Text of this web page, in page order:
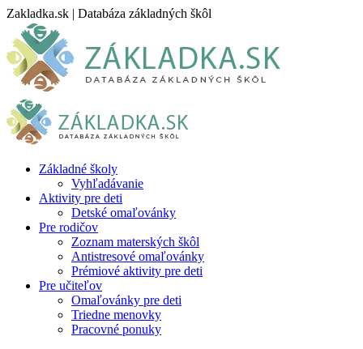
Skip
content
Zakladka.sk | Databáza základných škôl
Základné školy
Vyhľadávanie
Aktivity pre deti
Detské omaľovánky
Pre rodičov
Zoznam materských škôl
Antistresové omaľovánky
Prémiové aktivity pre deti
Pre učiteľov
Omaľovánky pre deti
Triedne menovky
Pracovné ponuky